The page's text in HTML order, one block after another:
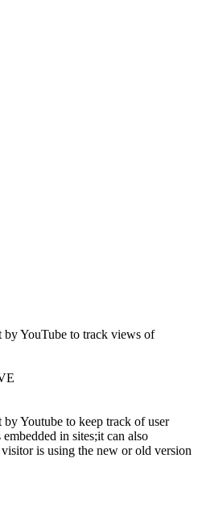
by YouTube to track views of
by Youtube to keep track of user
in sites;it can also
is using the new or old version